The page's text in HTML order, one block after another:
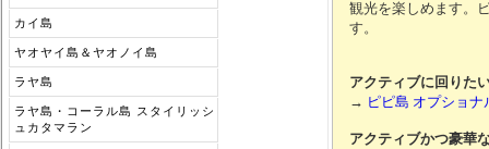
カイ島
ヤオヤイ島＆ヤオノイ島
ラヤ島
ラヤ島・コーラル島 スタイリッシ
ュカタマラン
観光を楽しめます。
す。
アクティブに回りた
→ ピピ島 オプショ
アクティブかつ豪華